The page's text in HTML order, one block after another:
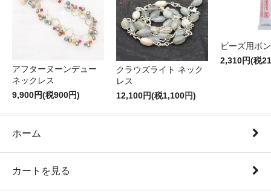
アフターヌーンデュー
ネックレス
9,900円(税900円)
クラウズライト ネック
レス
12,100円(税1,100円)
ビーズ用ボ
2,310円(税
ホーム
カートを見る